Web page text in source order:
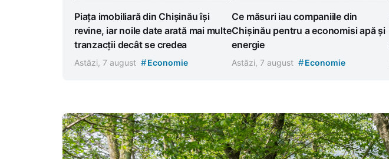
Piața imobiliară din Chișinău își
revine, iar noile date arată mai multe
tranzacții decât se credea
Astăzi, 7 august #Economie
Ce măsuri iau companiile din
Chișinău pentru a economisi apă și
energie
Astăzi, 7 august #Economie